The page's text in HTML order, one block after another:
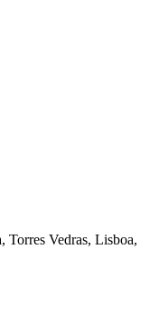
Torres Vedras, Lisboa,